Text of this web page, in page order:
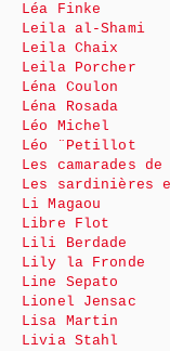
Léa Finke
Leila al-Shami
Leila Chaix
Leila Porcher
Léna Coulon
Léna Rosada
Léo Michel
Léo ¨Petillot
Les camarades
Les sardinières
Li Magaou
Libre Flot
Lili Berdade
Lily la Fronde
Line Sepato
Lionel Jensac
Lisa Martin
Livia Stahl